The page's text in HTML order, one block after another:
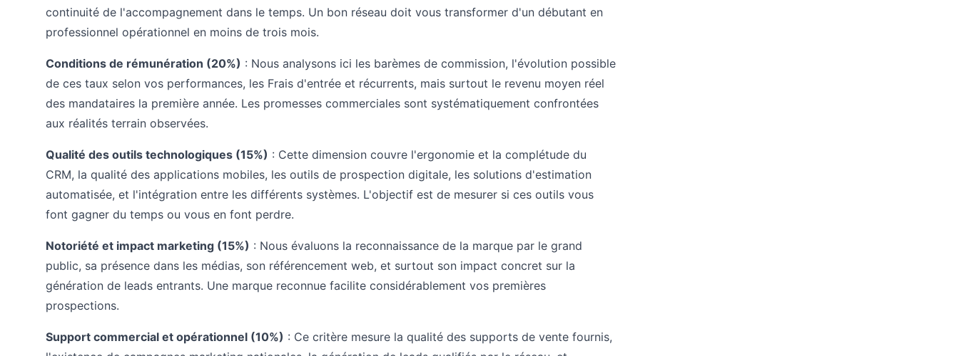
continuité de l'accompagnement dans le temps. Un bon réseau doit vous transformer d'un débutant en
professionnel opérationnel en moins de trois mois.
Conditions de rémunération (20%) : Nous analysons ici les barèmes de commission, l'évolution possible
de ces taux selon vos performances, les Frais d'entrée et récurrents, mais surtout le revenu moyen réel
des mandataires la première année. Les promesses commerciales sont systématiquement confrontées
aux réalités terrain observées.
Qualité des outils technologiques (15%) : Cette dimension couvre l'ergonomie et la complétude du
CRM, la qualité des applications mobiles, les outils de prospection digitale, les solutions d'estimation
automatisée, et l'intégration entre les différents systèmes. L'objectif est de mesurer si ces outils vous
font gagner du temps ou vous en font perdre.
Notoriété et impact marketing (15%) : Nous évaluons la reconnaissance de la marque par le grand
public, sa présence dans les médias, son référencement web, et surtout son impact concret sur la
génération de leads entrants. Une marque reconnue facilite considérablement vos premières
prospections.
Support commercial et opérationnel (10%) : Ce critère mesure la qualité des supports de vente fournis,